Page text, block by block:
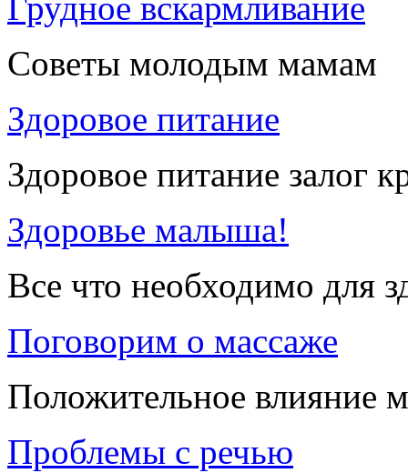
Грудное вскармливание
Советы молодым мамам
Здоровое питание
Здоровое питание залог
Здоровье малыша!
Все что необходимо для
Поговорим о массаже
Положительное влияние
Проблемы с речью